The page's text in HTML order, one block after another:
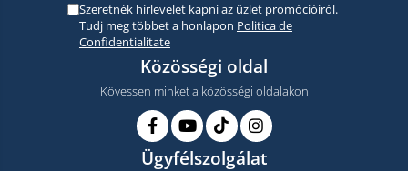
Szeretnék hírlevelet kapni az üzlet promócióiról.
Tudj meg többet a honlapon Politica de
Confidentialitate
Közösségi oldal
Kövessen minket a közösségi oldalakon
Ügyfélszolgálat